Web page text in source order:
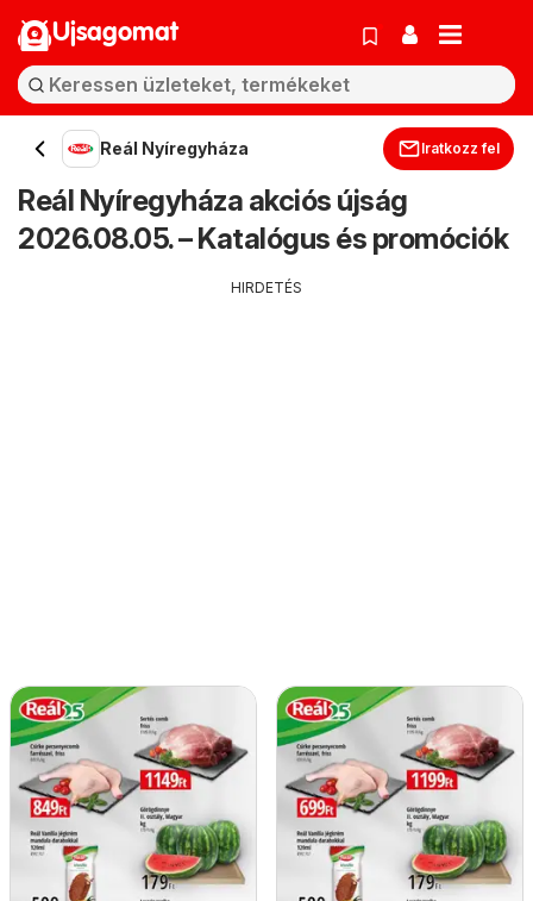
Ujsagomat
Reál Nyíregyháza Iratkozz fel
Reál Nyíregyháza akciós újság
2026.08.05. – Katalógus és promóciók
HIRDETÉS